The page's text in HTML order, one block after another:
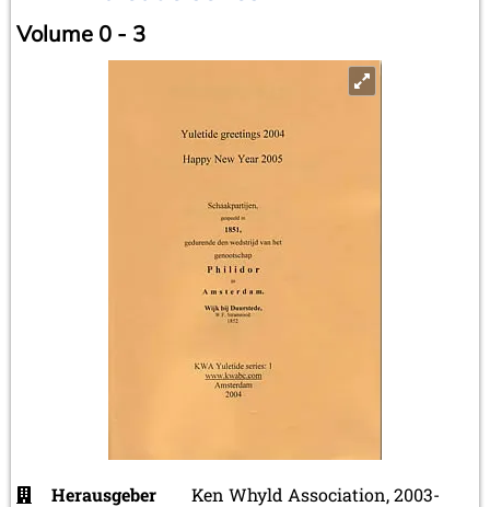
Volume 0 - 3
Herausgeber
Ken Whyld Association, 2003-